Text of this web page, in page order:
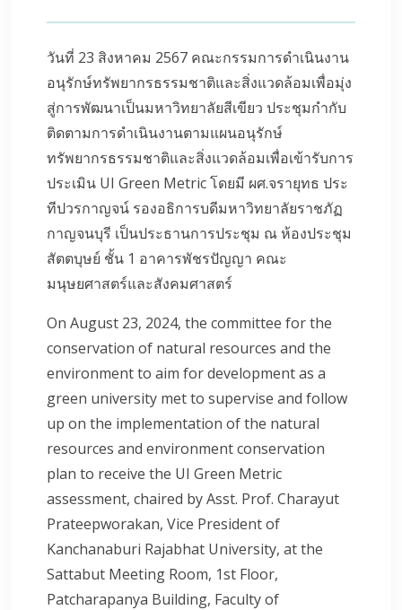
วันที่ 23 สิงหาคม 2567 คณะกรรมการดำเนินงาน
อนุรักษ์ทรัพยากรธรรมชาติและสิ่งแวดล้อมเพื่อมุ่ง
สู่การพัฒนาเป็นมหาวิทยาลัยสีเขียว ประชุมกำกับ
ติดตามการดำเนินงานตามแผนอนุรักษ์
ทรัพยากรธรรมชาติและสิ่งแวดล้อมเพื่อเข้ารับการ
ประเมิน UI Green Metric โดยมี ผศ.จรายุทธ ประ
ทีปวรกาญจน์ รองอธิการบดีมหาวิทยาลัยราชภัฏ
กาญจนบุรี เป็นประธานการประชุม ณ ห้องประชุม
สัตตบุษย์ ชั้น 1 อาคารพัชรปัญญา คณะ
มนุษยศาสตร์และสังคมศาสตร์
On August 23, 2024, the committee for the
conservation of natural resources and the
environment to aim for development as a
green university met to supervise and follow
up on the implementation of the natural
resources and environment conservation
plan to receive the UI Green Metric
assessment, chaired by Asst. Prof. Charayut
Prateepworakan, Vice President of
Kanchanaburi Rajabhat University, at the
Sattabut Meeting Room, 1st Floor,
Patcharapanya Building, Faculty of